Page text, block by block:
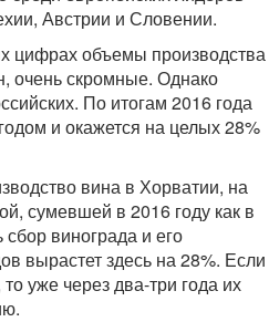
Австрии и Словении.
цифрах объемы производства
очень скромные. Однако
По итогам 2016 года
и окажется на целых 28%
вина в Хорватии, на
сумевшей в 2016 году как в
винограда и его
вырастет здесь на 28%. Если
уже через два-три года их